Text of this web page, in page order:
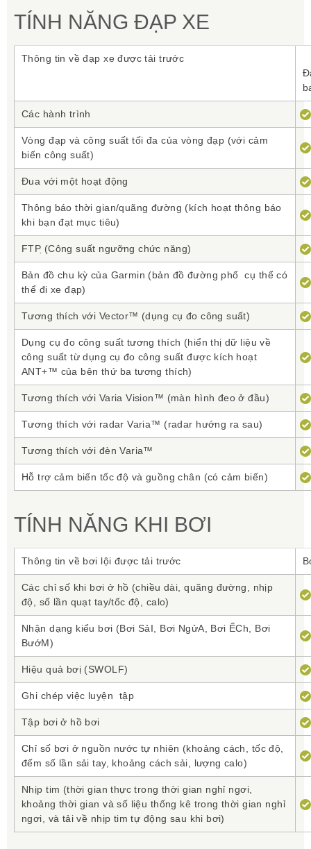
TÍNH NĂNG ĐẠP XE
Thông tin về đạp xe được tải trước
Các hành trình
Vòng đạp và công suất tối đa của vòng đạp (với cảm
biến công suất)
Đua với một hoạt động
Thông báo thời gian/quãng đường (kích hoạt thông báo
khi bạn đạt mục tiêu)
FTP ̣(Công suất ngưỡng chức năng)
Bản đồ chu kỳ của Garmin (bản đồ đường phố cụ thể có
thể đi xe đạp)
Tương thích với Vector™ (dụng cụ đo công suất)
Dụng cụ đo công suất tương thích (hiển thị dữ liệu về
công suất từ dụng cụ đo công suất được kích hoạt
ANT+™ của bên thứ ba tương thích)
Tương thích với Varia Vision™ (màn hình đeo ở đầu)
Tương thích với radar Varia™ (radar hướng ra sau)
Tương thích với đèn Varia™
Hỗ trợ cảm biến tốc độ và guồng chân (có cảm biến)
TÍNH NĂNG KHI BƠI
Thông tin về bơi lội được tải trước
Các chỉ số khi bơi ở hồ (chiều dài, quãng đường, nhịp
độ, số lần quạt tay/tốc độ, calo)
Nhận dạng kiểu bơi (Bơi SảI, Bơi NgửA, Bơi ẾCh, Bơi
BướM)
Hiệu quả bơi ̣(SWOLF)
Ghi chép việc luyện tập
Tập bơi ở hồ bơi
Chỉ số bơi ở nguồn nước tự nhiên (khoảng cách, tốc độ,
đếm số lần sải tay, khoảng cách sải, lượng calo)
Nhịp tim (thời gian thực trong thời gian nghỉ ngơi,
khoảng thời gian và số liệu thống kê trong thời gian nghỉ
ngơi, và tải về nhịp tim tự động sau khi bơi)